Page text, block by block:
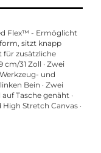
Flex™ - Ermöglicht
sitzt knapp
für zusätzliche
cm/31 Zoll · Zwei
und
Bein · Zwei
Tasche genäht ·
High Stretch Canvas ·